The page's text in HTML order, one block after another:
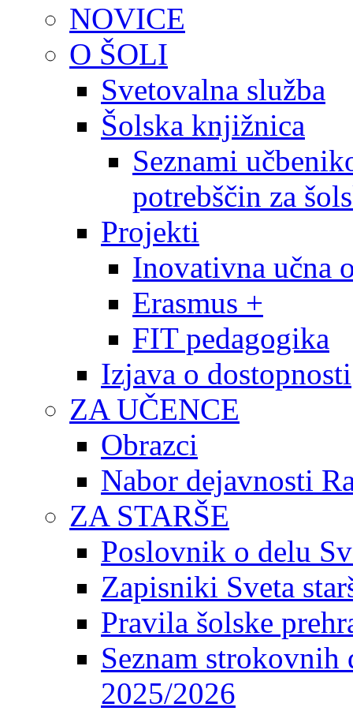
NOVICE
O ŠOLI
Svetovalna služba
Šolska knjižnica
Seznami
potrebščin za
Projekti
Inovativna učna
Erasmus +
FIT pedagogika
Izjava o dostopnosti
ZA UČENCE
Obrazci
Nabor dejavnosti
ZA STARŠE
Poslovnik o delu
Zapisniki Sveta
Pravila šolske
Seznam
2025/2026